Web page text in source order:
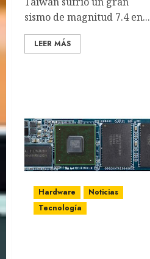
sismo de magnitud 7.4 en...
LEER MÁS
Hardware
Noticias
Tecnología